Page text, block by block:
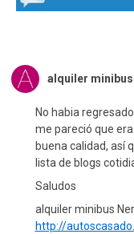
alquiler minibus
No habia
me pareció que
buena calidad, así
lista de blogs
Saludos
alquiler minibus
http://